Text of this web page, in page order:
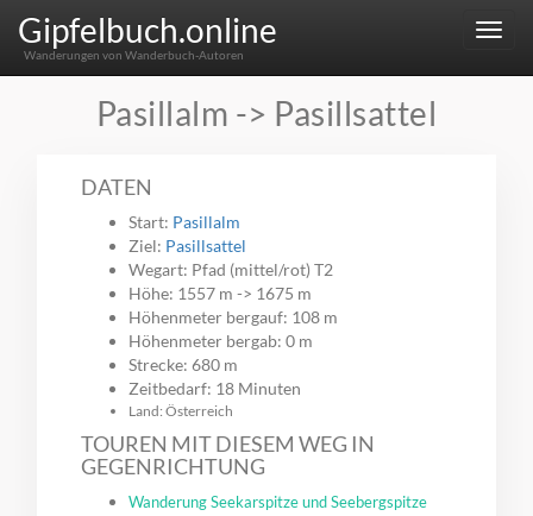
Menu
Gipfelbuch.online
Wanderungen von Wanderbuch-Autoren
Pasillalm -> Pasillsattel
DATEN
Start: Pasillalm
Ziel: Pasillsattel
Wegart: Pfad (mittel/rot) T2
Höhe: 1557 m -> 1675 m
Höhenmeter bergauf: 108 m
Höhenmeter bergab: 0 m
Strecke: 680 m
Zeitbedarf: 18 Minuten
Land: Österreich
TOUREN MIT DIESEM WEG IN
GEGENRICHTUNG
Wanderung Seekarspitze und Seebergspitze